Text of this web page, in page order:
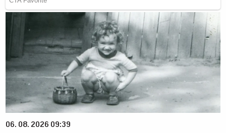
06. 08. 2026 09:39